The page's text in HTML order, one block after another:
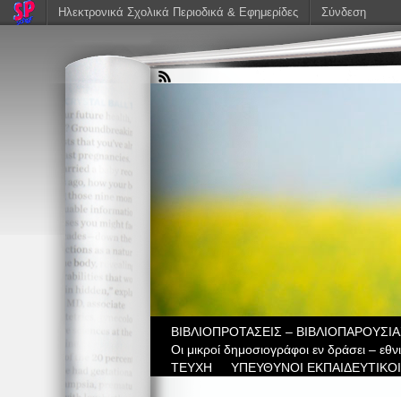
ΒIBΛΙΟΠΡΟΤΑΣΕΙΣ –
Οι μικροί δημοσιογράφοι εν δράσει –
ΤΕΥΧΗ
ΥΠΕΥΘΥΝΟΙ
Ηλεκτρονικά Σχολικά Περιοδικά & Εφημερίδες Σύνδεση